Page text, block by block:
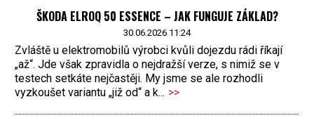
ŠKODA ELROQ 50 ESSENCE – JAK FUNGUJE ZÁKLAD?
30.06.2026 11:24
Zvláště u elektromobilů výrobci kvůli dojezdu rádi říkají
„až“. Jde však zpravidla o nejdražší verze, s nimiž se v
testech setkáte nejčastěji. My jsme se ale rozhodli
vyzkoušet variantu „již od“ a k... >>